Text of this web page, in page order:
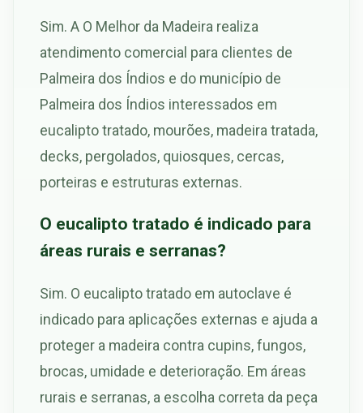
Sim. A O Melhor da Madeira realiza
atendimento comercial para clientes de
Palmeira dos Índios e do município de
Palmeira dos Índios interessados em
eucalipto tratado, mourões, madeira tratada,
decks, pergolados, quiosques, cercas,
porteiras e estruturas externas.
O eucalipto tratado é indicado para
áreas rurais e serranas?
Sim. O eucalipto tratado em autoclave é
indicado para aplicações externas e ajuda a
proteger a madeira contra cupins, fungos,
brocas, umidade e deterioração. Em áreas
rurais e serranas, a escolha correta da peça